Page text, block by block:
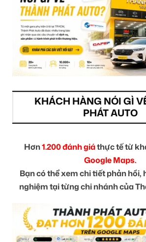
KHÁCH HÀNG NÓI GÌ
PHÁT AUTO
Hơn1.200 đánh giáthực tế từ
Google Maps.
Bạn có thể xem chi tiết phản hồi,
nghiệm tại từng chi nhánh của